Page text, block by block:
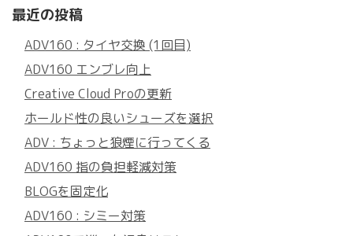
最近の投稿
ADV160 : タイヤ交換 (1回目)
ADV160 エンブレ向上
Creative Cloud Proの更新
ホールド性の良いシューズを選択
ADV : ちょっと狼煙に行ってくる
ADV160 指の負担軽減対策
BLOGを固定化
ADV160 : シミー対策